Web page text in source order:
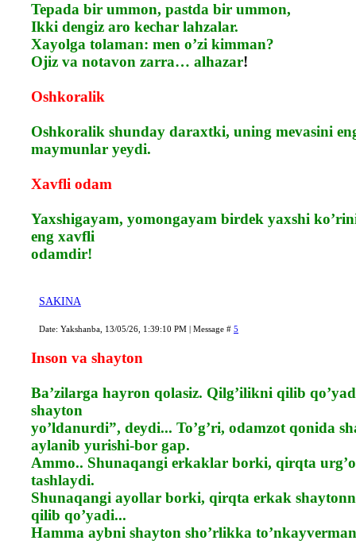
Tepada bir ummon, pastda bir ummon,
Ikki dengiz aro kechar lahzalar.
Xayolga tolaman: men o’zi kimman?
Ojiz va notavon zarra… alhazar!
Oshkoralik
Oshkoralik shunday daraxtki, uning mevasini
maymunlar yeydi.
Xavfli odam
Yaxshigayam, yomongayam birdek yaxshi
eng xavfli
odamdir!
SAKINA
Date: Yakshanba, 13/05/26, 1:39:10 PM | Message # 5
Inson va shayton
Ba’zilarga hayron qolasiz. Qilg’ilikni qilib
shayton
yo’ldanurdi”, deydi... To’g’ri, odamzot qonida
aylanib yurishi-bor gap.
Ammo.. Shunaqangi erkaklar borki, qirqta
tashlaydi.
Shunaqangi ayollar borki, qirqta erkak
qilib qo’yadi...
Hamma aybni shayton sho’rlikka